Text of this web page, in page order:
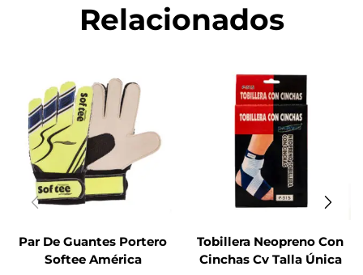
Relacionados
Par De Guantes Portero
Softee América
Tobillera Neopreno Con
Cinchas Cv Talla Única